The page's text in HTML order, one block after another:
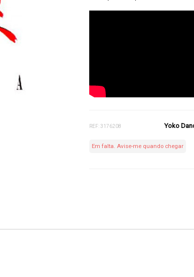
REF: 3176208 Yoko
Em falta. Avise-me quando chegar